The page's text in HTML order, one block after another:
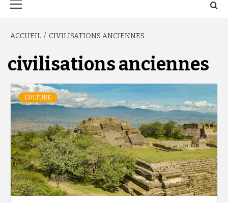
ACCUEIL CIVILISATIONS ANCIENNES
civilisations anciennes
CULTURE